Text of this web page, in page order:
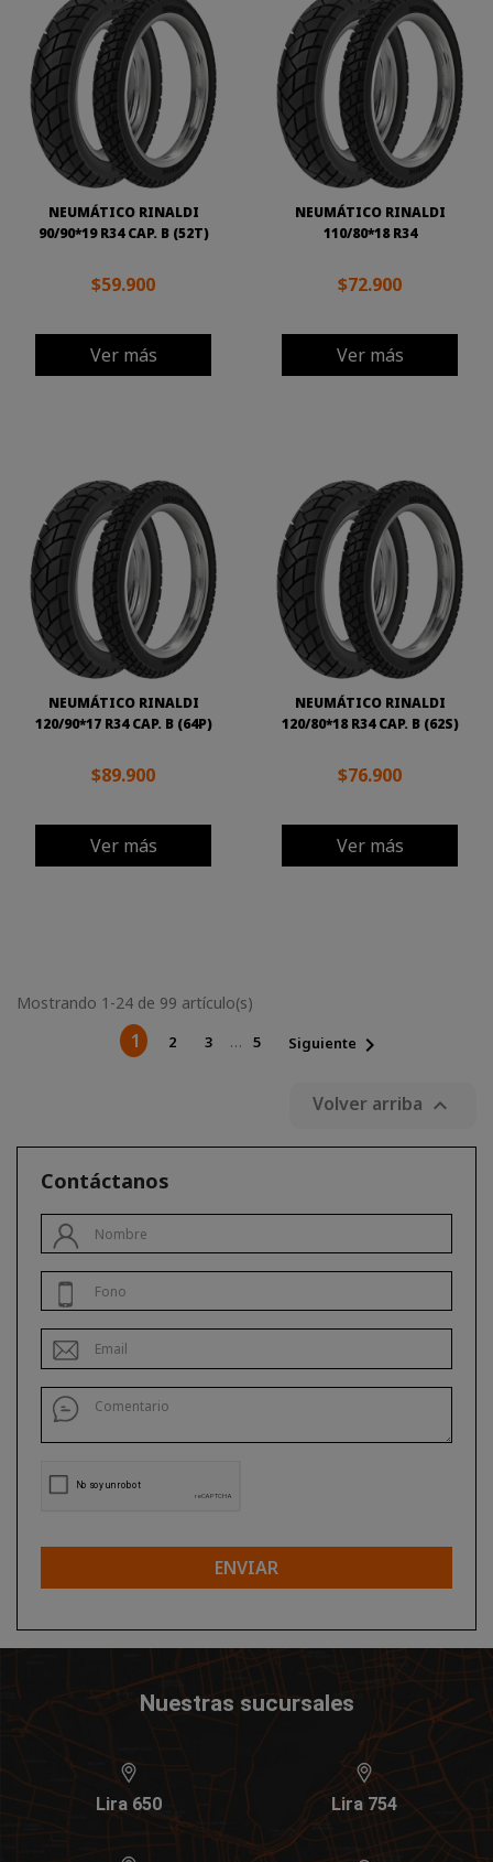
Contáctanos
ENVIAR
NEUMÁTICO RINALDI
90/90*19 R34 CAP. B (52T)
$59.900
Ver más
NEUMÁTICO RINALDI
110/80*18 R34
$72.900
Ver más
NEUMÁTICO RINALDI
120/90*17 R34 CAP. B (64P)
$89.900
Ver más
NEUMÁTICO RINALDI
120/80*18 R34 CAP. B (62S)
$76.900
Ver más
Mostrando 1-24 de 99 artículo(s)
1 2 3 … 5 Siguiente 
Volver arriba 
Nuestras sucursales
Lira 650 Lira 754